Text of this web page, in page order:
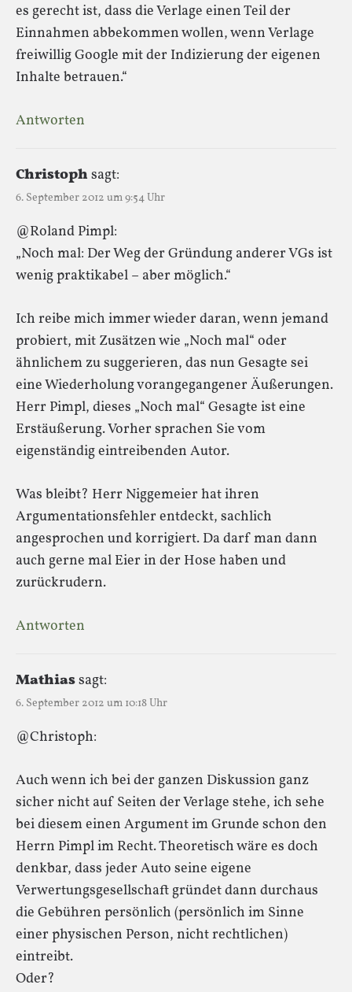
es gerecht ist, dass die Verlage einen Teil der
Einnahmen abbekommen wollen, wenn Verlage
freiwillig Google mit der Indizierung der eigenen
Inhalte betrauen.“
Antworten
Christoph sagt:
6. September 2012 um 9:54 Uhr
@Roland Pimpl:
„Noch mal: Der Weg der Gründung anderer VGs ist
wenig praktikabel – aber möglich.“
Ich reibe mich immer wieder daran, wenn jemand
probiert, mit Zusätzen wie „Noch mal“ oder
ähnlichem zu suggerieren, das nun Gesagte sei
eine Wiederholung vorangegangener Äußerungen.
Herr Pimpl, dieses „Noch mal“ Gesagte ist eine
Erstäußerung. Vorher sprachen Sie vom
eigenständig eintreibenden Autor.
Was bleibt? Herr Niggemeier hat ihren
Argumentationsfehler entdeckt, sachlich
angesprochen und korrigiert. Da darf man dann
auch gerne mal Eier in der Hose haben und
zurückrudern.
Antworten
Mathiassagt:
6. September 2012 um 10:18 Uhr
@Christoph:
Auch wenn ich bei der ganzen Diskussion ganz
sicher nicht auf Seiten der Verlage stehe, ich sehe
bei diesem einen Argument im Grunde schon den
Herrn Pimpl im Recht. Theoretisch wäre es doch
denkbar, dass jeder Auto seine eigene
Verwertungsgesellschaft gründet dann durchaus
die Gebühren persönlich (persönlich im Sinne
einer physischen Person, nicht rechtlichen)
eintreibt.
Oder?